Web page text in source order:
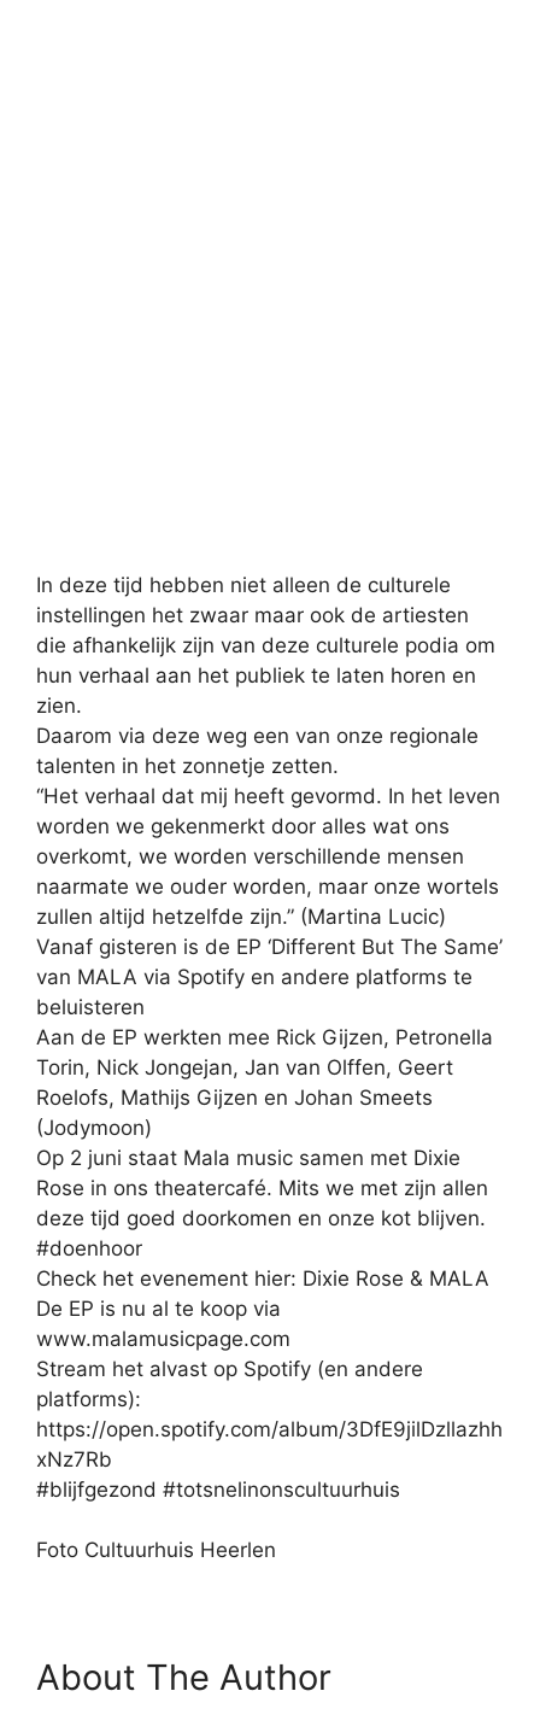
In deze tijd hebben niet alleen de culturele
instellingen het zwaar maar ook de artiesten
die afhankelijk zijn van deze culturele podia om
hun verhaal aan het publiek te laten horen en
zien.
Daarom via deze weg een van onze regionale
talenten in het zonnetje zetten.
“Het verhaal dat mij heeft gevormd. In het leven
worden we gekenmerkt door alles wat ons
overkomt, we worden verschillende mensen
naarmate we ouder worden, maar onze wortels
zullen altijd hetzelfde zijn.” (Martina Lucic)
Vanaf gisteren is de EP ‘Different But The Same’
van MALA via Spotify en andere platforms te
beluisteren
Aan de EP werkten mee Rick Gijzen, Petronella
Torin, Nick Jongejan, Jan van Olffen, Geert
Roelofs, Mathijs Gijzen en Johan Smeets
(Jodymoon)
Op 2 juni staat Mala music samen met Dixie
Rose in ons theatercafé. Mits we met zijn allen
deze tijd goed doorkomen en onze kot blijven.
#doenhoor
Check het evenement hier: Dixie Rose & MALA
De EP is nu al te koop via
www.malamusicpage.com
Stream het alvast op Spotify (en andere
platforms):
https://open.spotify.com/album/3DfE9jilDzllazhh
xNz7Rb
#blijfgezond #totsnelinonscultuurhuis
Foto Cultuurhuis Heerlen
About The Author